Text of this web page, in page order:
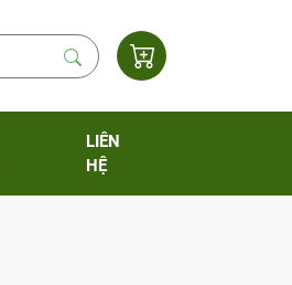
LIÊN
HỆ